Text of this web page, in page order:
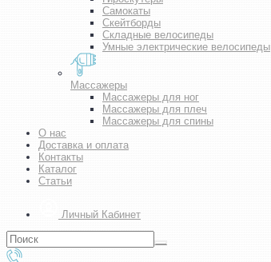
Самокаты
Скейтборды
Складные велосипеды
Умные электрические велосипеды
Массажеры
Массажеры для ног
Массажеры для плеч
Массажеры для спины
О нас
Доставка и оплата
Контакты
Каталог
Статьи
Личный Кабинет